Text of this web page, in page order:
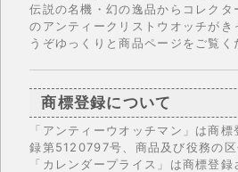
伝説の名機・幻の逸品からコレク
のアンティークリストウオッチが
うぞゆっくりと商品ページをご覧く
商標登録について
「アンティーウオッチマン」は商
録第5120797号、商品及び役務の
「カレンダープライス」は商標登